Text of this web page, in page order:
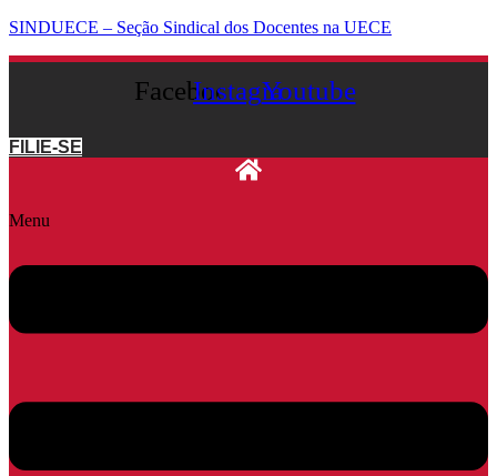
SINDUECE – Seção Sindical dos Docentes na UECE
FacebookInstagramYoutube
FILIE-SE
Menu